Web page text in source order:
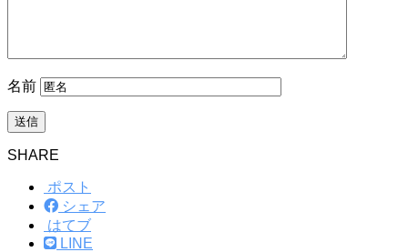
名前
SHARE
ポスト
シェア
はてブ
LINE